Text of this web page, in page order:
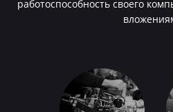
работоспособность своего